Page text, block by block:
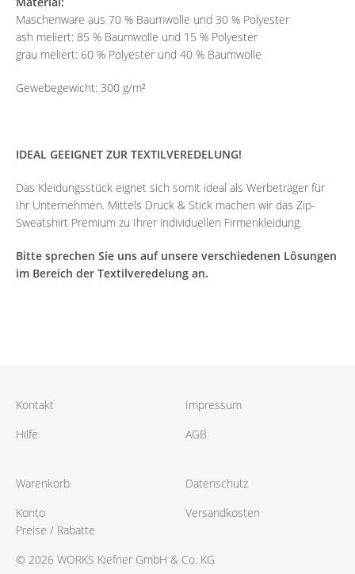
Maschenware aus 70 % Baumwolle und 30 % Polyester
ash meliert: 85 % Baumwolle und 15 % Polyester
grau meliert: 60 % Polyester und 40 % Baumwolle
Gewebegewicht: 300 g/m²
IDEAL GEEIGNET ZUR TEXTILVEREDELUNG!
Das Kleidungsstück eignet sich somit ideal als Werbeträger für
Ihr Unternehmen. Mittels Druck & Stick machen wir das Zip-
Sweatshirt Premium zu Ihrer individuellen Firmenkleidung.
Bitte sprechen Sie uns auf unsere verschiedenen Lösungen
im Bereich der Textilveredelung an.
Kontakt
Hilfe
Impressum
AGB
Warenkorb
Konto
Datenschutz
Versandkosten
Preise / Rabatte
© 2026 WORKS Kiefner GmbH & Co. KG